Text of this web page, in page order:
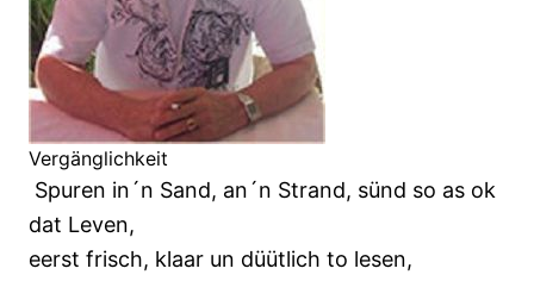
Vergänglichkeit
Spuren in´n Sand, an´n Strand, sünd so as ok
dat Leven,
eerst frisch, klaar un düütlich to lesen,